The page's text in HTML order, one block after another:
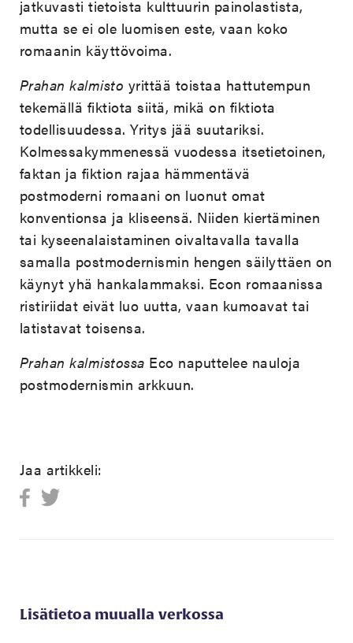
jatkuvasti tietoista kulttuurin painolastista,
mutta se ei ole luomisen este, vaan koko
romaanin käyttövoima.
Prahan kalmisto yrittää toistaa hattutempun
tekemällä fiktiota siitä, mikä on fiktiota
todellisuudessa. Yritys jää suutariksi.
Kolmessakymmenessä vuodessa itsetietoinen,
faktan ja fiktion rajaa hämmentävä
postmoderni romaani on luonut omat
konventionsa ja kliseensä. Niiden kiertäminen
tai kyseenalaistaminen oivaltavalla tavalla
samalla postmodernismin hengen säilyttäen on
käynyt yhä hankalammaksi. Econ romaanissa
ristiriidat eivät luo uutta, vaan kumoavat tai
latistavat toisensa.
Prahan kalmistossa Eco naputtelee nauloja
postmodernismin arkkuun.
Jaa artikkeli:
Lisätietoa muualla verkossa